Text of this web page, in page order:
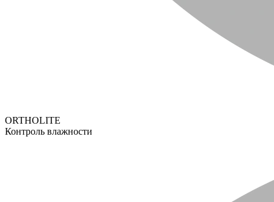
ORTHOLITE
Контроль влажности